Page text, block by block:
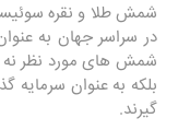
شمش طلا و نقره
در سراسر جهان به
شمش‌ های مورد نظر نه
بلکه به عنوان سرمایه‌
گیرند.